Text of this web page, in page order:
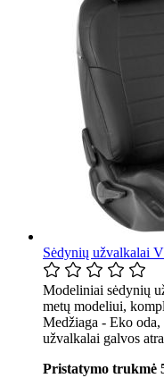
Sėdynių užvalkalai
Modeliniai sėdynių
metų modeliui,
Medžiaga - Eko
užvalkalai galvos
Pristatymo trukmė